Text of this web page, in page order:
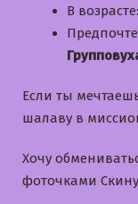
В возрасте:
Если ты
шалаву в
Хочу
фоточками